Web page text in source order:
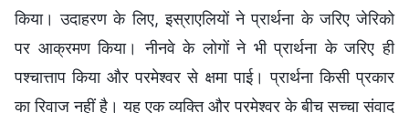
किया। उदाहरण के लिए, इस्राएलियों ने प्रार्थना के जरिए जेरिको
पर आक्रमण किया। नीनवे के लोगों ने भी प्रार्थना के जरिए ही
पश्चात्ताप किया और परमेश्वर से क्षमा पाई। प्रार्थना किसी प्रकार
का रिवाज नहीं है। यह एक व्यक्ति और परमेश्वर के बीच सच्चा संवाद